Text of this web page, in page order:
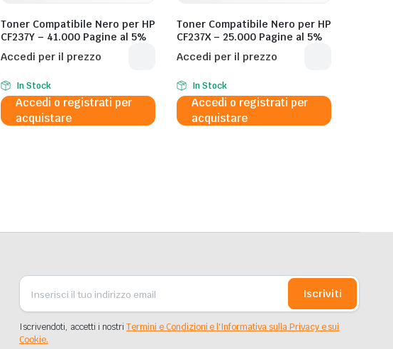
Toner Compatibile Nero per HP
CF237Y – 41.000 Pagine al 5%
Accedi per il prezzo
In Stock
Accedi o registrati per
acquistare
Toner Compatibile Nero per HP
CF237X – 25.000 Pagine al 5%
Accedi per il prezzo
In Stock
Accedi o registrati per
acquistare
Iscriviti
Iscrivendoti, accetti i nostriTermini e Condizioni e l'Informativa sulla Privacy e sui
Cookie.